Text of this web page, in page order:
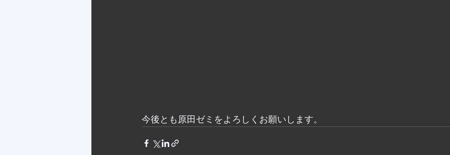
今後とも原田ゼミをよろしくお願いします。